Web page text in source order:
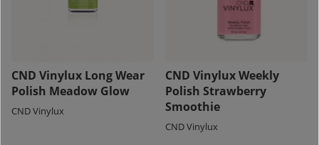
CND Vinylux Long Wear
Polish Meadow Glow
CND Vinylux
CND Vinylux Weekly
Polish Strawberry
Smoothie
CND Vinylux